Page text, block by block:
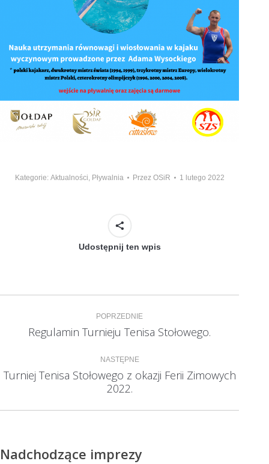
Kategorie: Aktualności, Pływalnia Przez OSiR 1 lutego 2022
Udostępnij ten wpis
Nawigacja
wpisów
POPRZEDNIE
Poprzedni
Regulamin Turnieju Tenisa Stołowego.
NASTĘPNE
Następny
wpis:
Turniej Tenisa Stołowego z okazji Ferii Zimowych
2022.
Nadchodzące imprezy